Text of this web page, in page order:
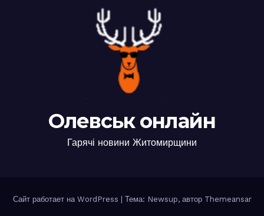
Олевськ онлайн
Гарячі новини Житомирщини
Сайт работает на WordPress Тема: Newsup, автор Themeansar